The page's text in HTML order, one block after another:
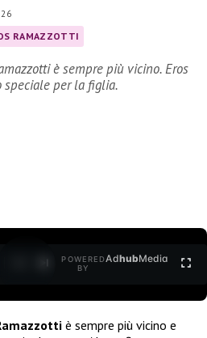
RAMAZZOTTI
è sempre più vicino. Eros
speciale per la figlia.
POWERED
BY
AdhubMedia
è sempre più vicino e